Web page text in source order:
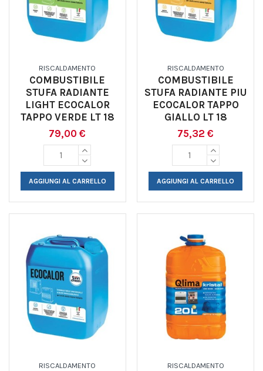
RISCALDAMENTO
COMBUSTIBILE
STUFA RADIANTE
LIGHT ECOCALOR
TAPPO VERDE LT 18
79,00 €
AGGIUNGI AL CARRELLO
RISCALDAMENTO
COMBUSTIBILE
STUFA RADIANTE PIU
ECOCALOR TAPPO
GIALLO LT 18
75,32 €
AGGIUNGI AL CARRELLO
RISCALDAMENTO RISCALDAMENTO